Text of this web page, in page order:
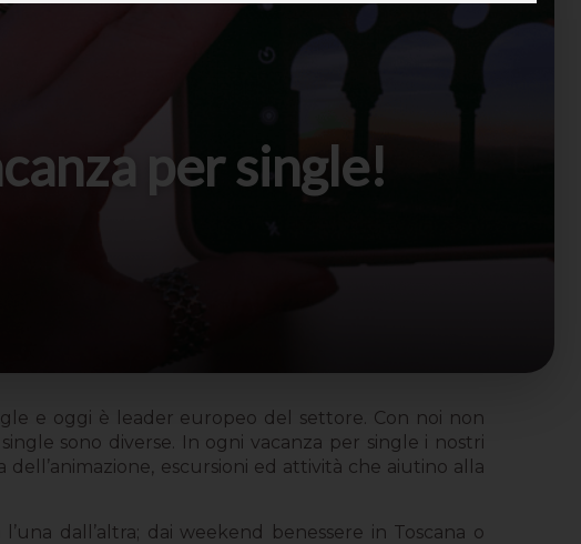
per single!
e oggi è leader europeo del settore. Con noi non
sono diverse. In ogni vacanza per single i nostri
escursioni ed attività che aiutino alla
l’una dall’altra; dai weekend benessere in Toscana o